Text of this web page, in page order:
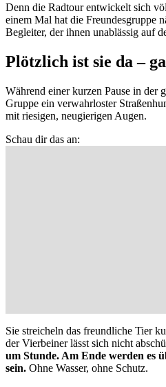
Denn die Radtour entwickelt sich
einem Mal hat die Freundesgruppe
Begleiter, der ihnen unablässig auf
Plötzlich ist sie da –
Während einer kurzen Pause in der
Gruppe ein verwahrloster
mit riesigen, neugierigen Augen.
Schau dir das an:
Sie streicheln das freundliche Tier
der Vierbeiner lässt sich nicht
um Stunde. Am Ende werden es
sein. Ohne Wasser, ohne Schutz.